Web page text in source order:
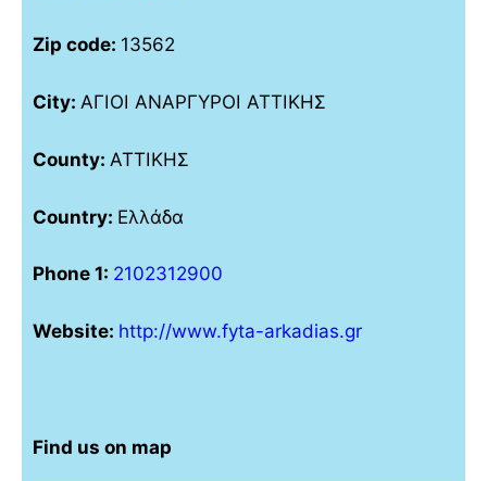
Zip code: 13562
City: ΑΓΙΟΙ ΑΝΑΡΓΥΡΟΙ ΑΤΤΙΚΗΣ
County: ΑΤΤΙΚΗΣ
Country: Ελλάδα
Phone 1: 2102312900
Website: http://www.fyta-arkadias.gr
Find us on map